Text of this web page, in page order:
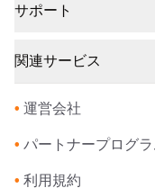
サポート
関連サービス
• 運営会社
• パートナープログラ
• 利用規約